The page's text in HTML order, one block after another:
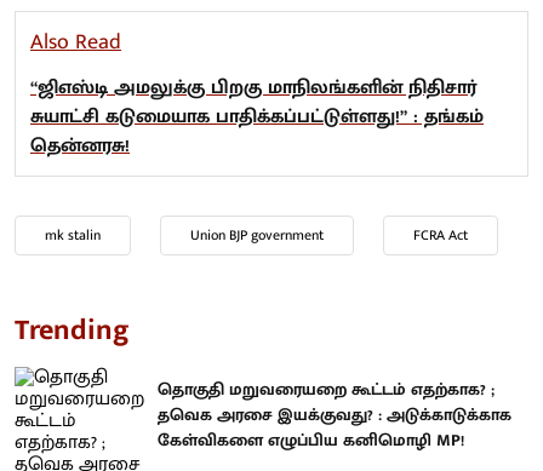
Also Read
“ஜிஎஸ்டி அமலுக்கு பிறகு மாநிலங்களின் நிதிசார்
சுயாட்சி கடுமையாக பாதிக்கப்பட்டுள்ளது!” : தங்கம்
தென்னரசு!
mk stalin Union BJP government FCRA Act
Trending
தொகுதி மறுவரையறை கூட்டம் எதற்காக? ;
தவெக அரசை இயக்குவது? : அடுக்காடுக்காக
கேள்விகளை எழுப்பிய கனிமொழி MP!